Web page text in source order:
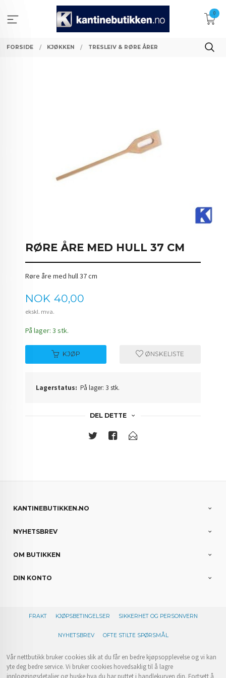
innholdet
0
FORSIDE KJØKKEN TRESLEIV & RØRE ÅRER
RØRE ÅRE MED HULL 37 CM
Røre åre med hull 37 cm
Pris
NOK 40,00
ekskl. mva.
På lager: 3 stk.
KJØP ØNSKELISTE
Lagerstatus: På lager: 3 stk.
DEL DETTE
KANTINEBUTIKKEN.NO
NYHETSBREV
OM BUTIKKEN
DIN KONTO
FRAKT KJØPSBETINGELSER SIKKERHET OG PERSONVERN
NYHETSBREV OFTE STILTE SPØRSMÅL
Vår nettbutikk bruker cookies slik at du får en bedre kjøpsopplevelse og vi kan
yte deg bedre service. Vi bruker cookies hovedsaklig til å lagre
innloggingsdetaljer og huske hva du har puttet i handlekurven din. Fortsett å